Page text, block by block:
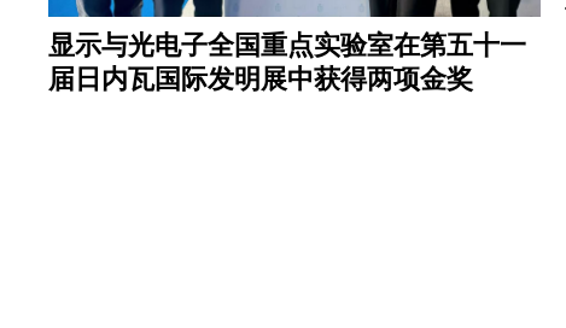
显示与光电子全国重点实验室在第五十一
届日内瓦国际发明展中获得两项金奖